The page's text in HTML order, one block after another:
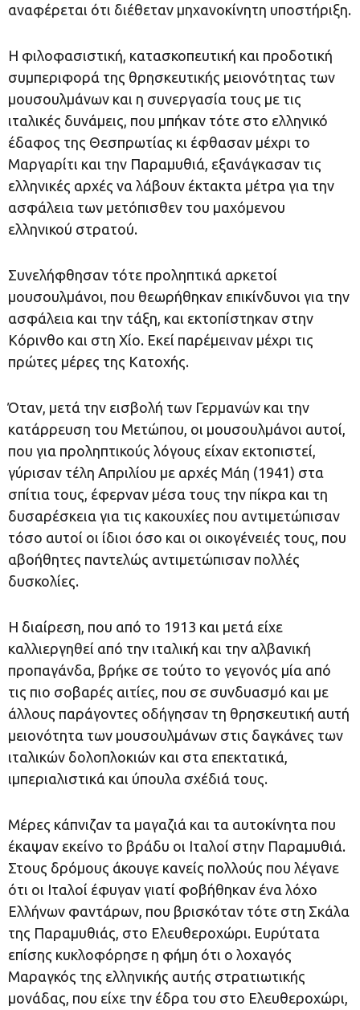
αναφέρεται ότι διέθεταν μηχανοκίνητη υποστήριξη.
Η φιλοφασιστική, κατασκοπευτική και προδοτική
συμπεριφορά της θρησκευτικής μειονότητας των
μουσουλμάνων και η συνεργασία τους με τις
ιταλικές δυνάμεις, που μπήκαν τότε στο ελληνικό
έδαφος της Θεσπρωτίας κι έφθασαν μέχρι το
Μαργαρίτι και την Παραμυθιά, εξανάγκασαν τις
ελληνικές αρχές να λάβουν έκτακτα μέτρα για την
ασφάλεια των μετόπισθεν του μαχόμενου
ελληνικού στρατού.
Συνελήφθησαν τότε προληπτικά αρκετοί
μουσουλμάνοι, που θεωρήθηκαν επικίνδυνοι για την
ασφάλεια και την τάξη, και εκτοπίστηκαν στην
Κόρινθο και στη Χίο. Εκεί παρέμειναν μέχρι τις
πρώτες μέρες της Κατοχής.
Όταν, μετά την εισβολή των Γερμανών και την
κατάρρευση του Μετώπου, οι μουσουλμάνοι αυτοί,
που για προληπτικούς λόγους είχαν εκτοπιστεί,
γύρισαν τέλη Απριλίου με αρχές Μάη (1941) στα
σπίτια τους, έφερναν μέσα τους την πίκρα και τη
δυσαρέσκεια για τις κακουχίες που αντιμετώπισαν
τόσο αυτοί οι ίδιοι όσο και οι οικογένειές τους, που
αβοήθητες παντελώς αντιμετώπισαν πολλές
δυσκολίες.
Η διαίρεση, που από το 1913 και μετά είχε
καλλιεργηθεί από την ιταλική και την αλβανική
προπαγάνδα, βρήκε σε τούτο το γεγονός μία από
τις πιο σοβαρές αιτίες, που σε συνδυασμό και με
άλλους παράγοντες οδήγησαν τη θρησκευτική αυτή
μειονότητα των μουσουλμάνων στις δαγκάνες των
ιταλικών δολοπλοκιών και στα επεκτατικά,
ιμπεριαλιστικά και ύπουλα σχέδιά τους.
Μέρες κάπνιζαν τα μαγαζιά και τα αυτοκίνητα που
έκαψαν εκείνο το βράδυ οι Ιταλοί στην Παραμυθιά.
Στους δρόμους άκουγε κανείς πολλούς που λέγανε
ότι οι Ιταλοί έφυγαν γιατί φοβήθηκαν ένα λόχο
Ελλήνων φαντάρων, που βρισκόταν τότε στη Σκάλα
της Παραμυθιάς, στο Ελευθεροχώρι. Ευρύτατα
επίσης κυκλοφόρησε η φήμη ότι ο λοχαγός
Μαραγκός της ελληνικής αυτής στρατιωτικής
μονάδας, που είχε την έδρα του στο Ελευθεροχώρι,